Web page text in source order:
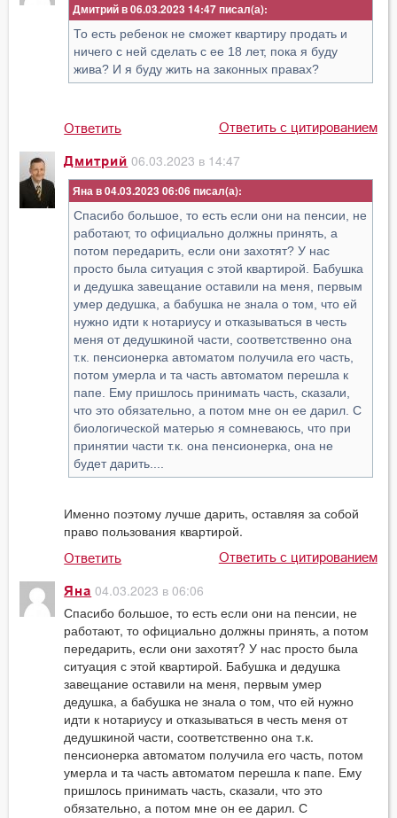
Дмитрий в 06.03.2023 14:47
То есть ребенок не сможет квартиру продать и
ничего с ней сделать с ее 18 лет, пока я буду
жива? И я буду жить на законных правах?
Ответить Ответить с цитированием
Дмитрий 06.03.2023 в 14:47
Яна в 04.03.2023 06:06
Спасибо большое, то есть если они на пенсии, не
работают, то официально должны принять, а
потом передарить, если они захотят? У нас
просто была ситуация с этой квартирой. Бабушка
и дедушка завещание оставили на меня, первым
умер дедушка, а бабушка не знала о том, что ей
нужно идти к нотариусу и отказываться в честь
меня от дедушкиной части, соответственно она
т.к. пенсионерка автоматом получила его часть,
потом умерла и та часть автоматом перешла к
папе. Ему пришлось принимать часть, сказали,
что это обязательно, а потом мне он ее дарил. С
биологической матерью я сомневаюсь, что при
принятии части т.к. она пенсионерка, она не
будет дарить....
Именно поэтому лучше дарить, оставляя за собой
право пользования квартирой.
Ответить Ответить с цитированием
Яна 04.03.2023 в 06:06
Спасибо большое, то есть если они на пенсии, не
работают, то официально должны принять, а потом
передарить, если они захотят? У нас просто была
ситуация с этой квартирой. Бабушка и дедушка
завещание оставили на меня, первым умер
дедушка, а бабушка не знала о том, что ей нужно
идти к нотариусу и отказываться в честь меня от
дедушкиной части, соответственно она т.к.
пенсионерка автоматом получила его часть, потом
умерла и та часть автоматом перешла к папе. Ему
пришлось принимать часть, сказали, что это
обязательно, а потом мне он ее дарил. С